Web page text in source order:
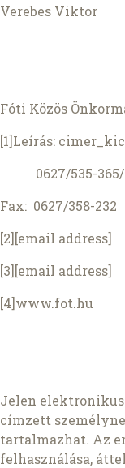
Verebes Viktor
Fóti Közös
[1]Leírás:
0627/535-365/
Fax: 0627/358-232
[2][email address]
[3][email address]
[4]www.fot.hu
Jelen
címzett
tartalmazhat. Az
felhasználása,